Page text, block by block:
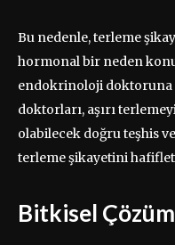
Bu nedenle, terleme
hormonal bir neden
endokrinoloji
doktorları, aşırı
olabilecek doğru teşhis
terleme şikayetini
Bitkisel